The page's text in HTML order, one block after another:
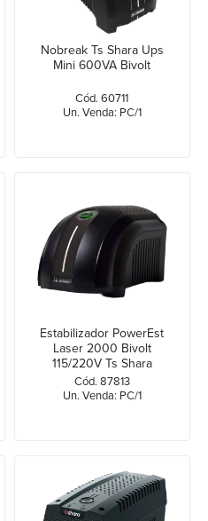
Nobreak Ts Shara Ups
Mini 600VA Bivolt
Cód. 60711
Un. Venda: PC/1
Estabilizador PowerEst
Laser 2000 Bivolt
115/220V Ts Shara
Cód. 87813
Un. Venda: PC/1